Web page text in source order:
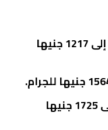
ارتفعت أسعار الذهب عيار 14 إلى 1217 جنيها
وارتفع سعر الذهب عيار 21 إلى 1725 جنيها